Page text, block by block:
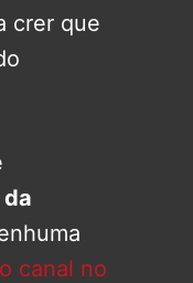
crer que
canal no